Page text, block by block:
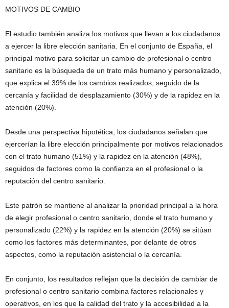
MOTIVOS DE CAMBIO
El estudio también analiza los motivos que llevan a los ciudadanos
a ejercer la libre elección sanitaria. En el conjunto de España, el
principal motivo para solicitar un cambio de profesional o centro
sanitario es la búsqueda de un trato más humano y personalizado,
que explica el 39% de los cambios realizados, seguido de la
cercanía y facilidad de desplazamiento (30%) y de la rapidez en la
atención (20%).
Desde una perspectiva hipotética, los ciudadanos señalan que
ejercerían la libre elección principalmente por motivos relacionados
con el trato humano (51%) y la rapidez en la atención (48%),
seguidos de factores como la confianza en el profesional o la
reputación del centro sanitario.
Este patrón se mantiene al analizar la prioridad principal a la hora
de elegir profesional o centro sanitario, donde el trato humano y
personalizado (22%) y la rapidez en la atención (20%) se sitúan
como los factores más determinantes, por delante de otros
aspectos, como la reputación asistencial o la cercanía.
En conjunto, los resultados reflejan que la decisión de cambiar de
profesional o centro sanitario combina factores relacionales y
operativos, en los que la calidad del trato y la accesibilidad a la